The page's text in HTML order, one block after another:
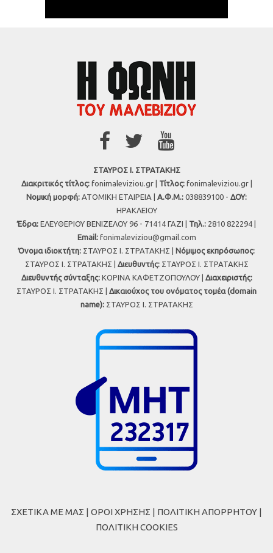
ΣΤΑΥΡΟΣ Ι. ΣΤΡΑΤΑΚΗΣ
Διακριτικός τίτλος:fonimaleviziou.gr | Τίτλος:fonimaleviziou.gr |
Νομική μορφή: ΑΤΟΜΙΚΗ ΕΤΑΙΡΕΙΑ | Α.Φ.Μ.: 038839100 - ΔΟΥ:
ΗΡΑΚΛΕΙΟΥ
Έδρα: ΕΛΕΥΘΕΡΙΟΥ ΒΕΝΙΖΕΛΟΥ 96 - 71414 ΓΑΖΙ | Τηλ.: 2810 822294 |
Εmail: fonimaleviziou@gmail.com
Όνομα ιδιοκτήτη: ΣΤΑΥΡΟΣ Ι. ΣΤΡΑΤΑΚΗΣ | Νόμιμος εκπρόσωπος:
ΣΤΑΥΡΟΣ Ι. ΣΤΡΑΤΑΚΗΣ | Διευθυντής:ΣΤΑΥΡΟΣ Ι. ΣΤΡΑΤΑΚΗΣ
Διευθυντής σύνταξης:ΚΟΡΙΝΑ ΚΑΦΕΤΖΟΠΟΥΛΟΥ | Διαχειριστής:
ΣΤΑΥΡΟΣ Ι. ΣΤΡΑΤΑΚΗΣ | Δικαιούχος του ονόματος τομέα (domain
name):ΣΤΑΥΡΟΣ Ι. ΣΤΡΑΤΑΚΗΣ
ΣΧΕΤΙΚΑ ΜΕ ΜΑΣ | ΟΡΟΙ ΧΡΗΣΗΣ | ΠΟΛΙΤΙΚΗ ΑΠΟΡΡΗΤΟΥ |
ΠΟΛΙΤΙΚΗ COOKIES